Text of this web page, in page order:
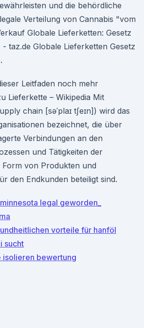
und die behördliche
Verteilung von Cannabis "vom
Globale Lieferketten: Gesetz
taz.de Globale Lieferketten Gesetz
Leitfaden noch mehr
Lieferkette – Wikipedia Mit
chain [səˈplaɪ tʃeɪn]) wird das
bezeichnet, die über
Verbindungen an den
und Tätigkeiten der
von Produkten und
den Endkunden beteiligt sind.
legal geworden_
vorteile für hanföl
sucht
isolieren bewertung